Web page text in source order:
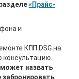
«Прайс-
и
КПП DSG на
консультацию.
назвать